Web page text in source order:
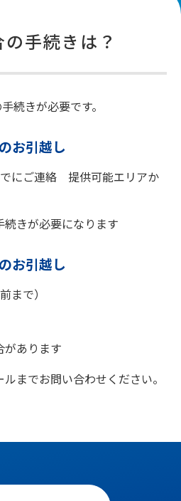
手続きは？
続きが必要です。
お引越し
にご連絡 提供可能エリアか
きが必要になります
お引越し
まで）
があります
までお問い合わせください。